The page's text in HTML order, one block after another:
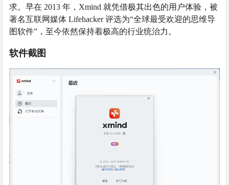
求。早在 2013 年，Xmind 就凭借极其出色的用户体验，被
著名互联网媒体 Lifehacker 评选为“全球最受欢迎的思维导
图软件”，至今依然保持着极高的行业统治力。
软件截图